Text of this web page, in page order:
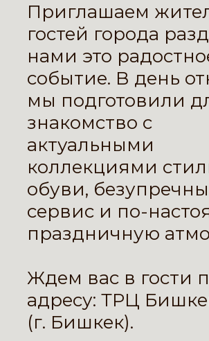
Приглашаем
гостей города
нами это
событие. В день
мы подготовили
знакомство с
актуальными
коллекциями
обуви,
сервис и по-
праздничную
Ждем вас в гости
адресу: ТРЦ
(г. Бишкек).